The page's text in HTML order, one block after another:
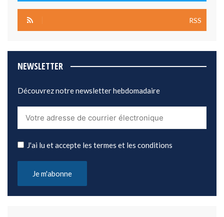
RSS
NEWSLETTER
Découvrez notre newsletter hebdomadaire
J'ai lu et accepte les termes et les conditions